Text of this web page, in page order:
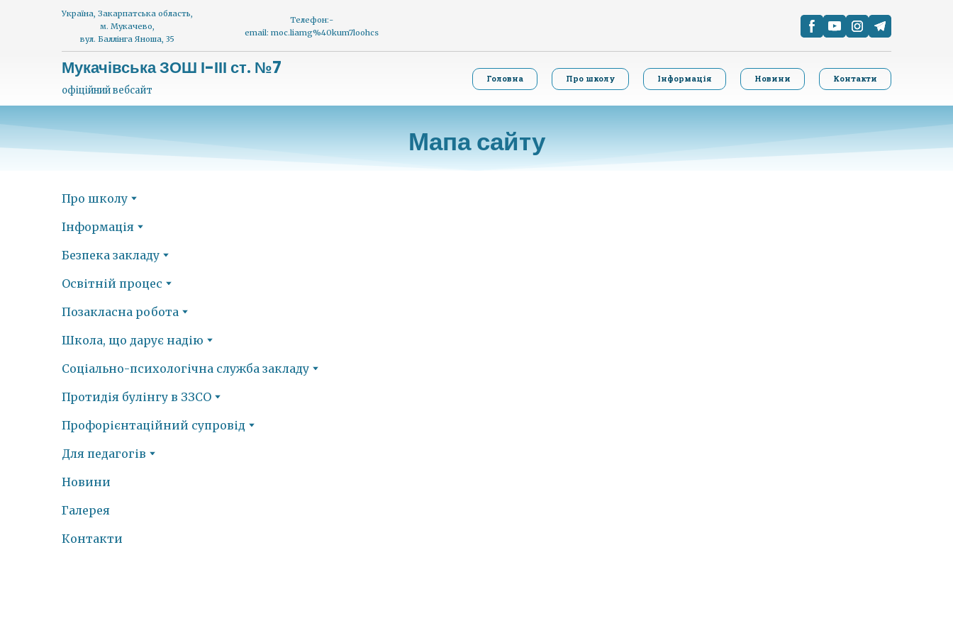
Україна, Закарпатська область,
м. Мукачево,
вул. Баллінга Яноша, 35
Телефон:-
email: moc.liamg%40kum7loohcs
Мукачівська ЗОШ І-ІІІ ст. №7
офіційний вебсайт
Головна Про школу Інформація Новини Контакти
Мапа сайту
Про школу
Інформація
Безпека закладу
Освітній процес
Позакласна робота
Школа, що дарує надію
Соціально-психологічна служба закладу
Протидія булінгу в ЗЗСО
Профорієнтаційний супровід
Для педагогів
Новини
Галерея
Контакти